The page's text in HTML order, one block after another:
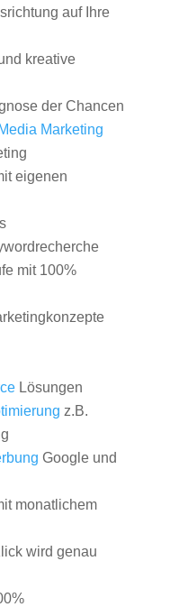
auf Ihre
kreative
der Chancen
Marketing
eigenen
mit 100%
Lösungen
z.B.
Google und
monatlichem
wird genau